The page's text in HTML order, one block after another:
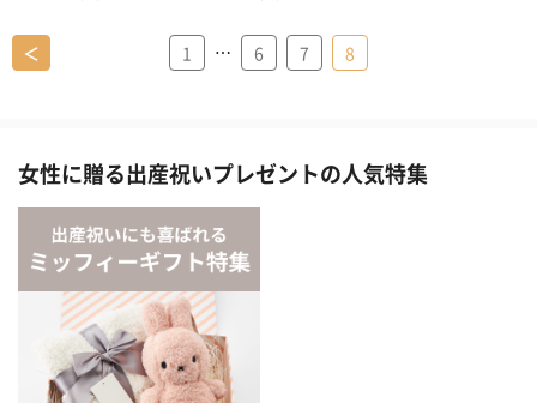
＜ 1 … 6 7 8
女性に贈る出産祝いプレゼントの人気特集